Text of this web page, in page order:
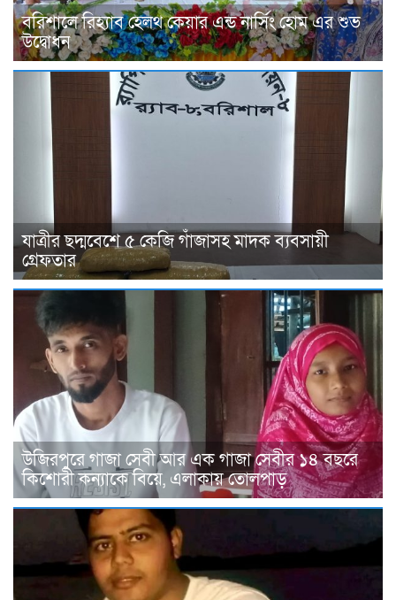
বরিশালে রিহ্যাব হেলথ কেয়ার এন্ড নার্সিং হোম এর শুভ
উদ্বোধন
যাত্রীর ছদ্মবেশে ৫ কেজি গাঁজাসহ মাদক ব্যবসায়ী
গ্রেফতার
উজিরপুরে গাজা সেবী আর এক গাজা সেবীর ১৪ বছরে
কিশোরী কন্যাকে বিয়ে, এলাকায় তোলপাড়